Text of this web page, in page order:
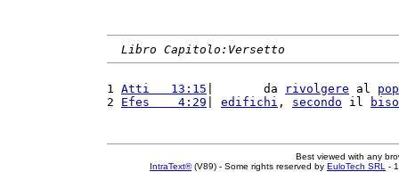
Libro Capitolo:Versetto
1 Atti   13:15 |       da rivolgere al
2 Efes    4:29 edifichi , secondo il
Best viewed with any
IntraText®(V89) - Some rights reserved by EuloTech SRL -